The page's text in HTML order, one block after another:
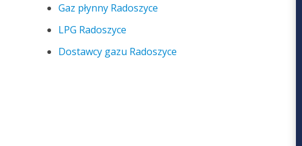
Gaz płynny Radoszyce
LPG Radoszyce
Dostawcy gazu Radoszyce